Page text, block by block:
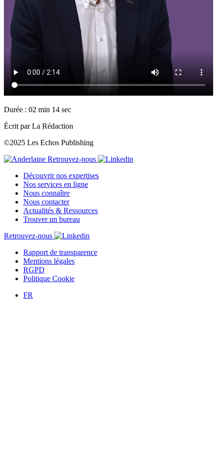
Durée : 02 min 14 sec
Écrit par La Rédaction
©2025 Les Echos Publishing
Retrouvez-nous
Découvrir nos expertises
Nos services en ligne
Nous connaître
Nous contacter
Actualités & Ressources
Trouver un bureau
Retrouvez-nous
Rapport de transparence
Mentions légales
RGPD
Politique Cookie
FR